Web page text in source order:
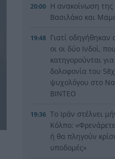
20:00 Η ανακοίνωση της
Βασιλάκο και
19:48 Γιατί οδηγήθηκαν
οι οι δύο Ινδοί, που
κατηγορούνται
δολοφονία του
ψυχολόγου στο
ΒΙΝΤΕΟ
19:36 Το Ιράν στέλνει
Κόλπο:
ή θα πληγούν
υποδομές»